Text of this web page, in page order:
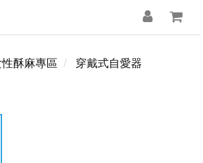
酥麻專區 穿戴式自愛器